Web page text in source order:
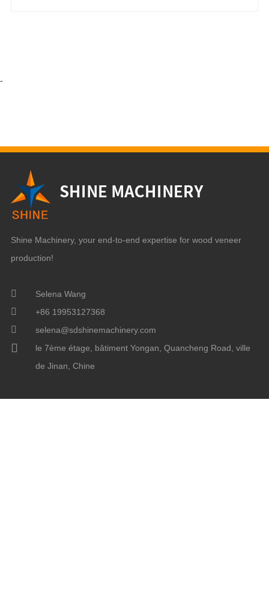
-
Shine Machinery, your end-to-end expertise for wood veneer
production!
Selena Wang
+86 19953127368
selena@sdshinemachinery.com
le 7ème étage, bâtiment Yongan, Quancheng Road, ville
de Jinan, Chine